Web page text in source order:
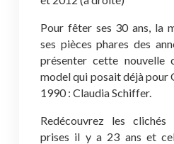
Pour fêter ses 30 ans, la
ses pièces phares des
présenter cette nouvelle
model qui posait déjà pour
1990 : Claudia Schiffer.
Redécouvrez les
prises il y a 23 ans et